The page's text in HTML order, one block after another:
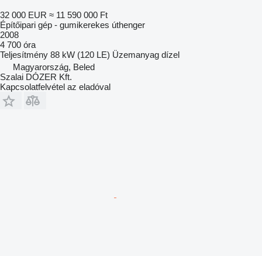
32 000 EUR ≈ 11 590 000 Ft
Építőipari gép - gumikerekes úthenger
2008
4 700 óra
Teljesítmény 88 kW (120 LE) Üzemanyag dízel
Magyarország, Beled
Szalai DÓZER Kft.
Kapcsolatfelvétel az eladóval